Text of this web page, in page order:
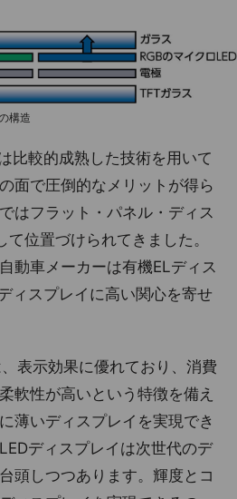
構造
比較的成熟した技術を用いて
面で圧倒的なメリットが得ら
はフラット・パネル・ディス
て位置づけられてきました。
動車メーカーは有機ELディス
ィスプレイに高い関心を寄せ
表示効果に優れており、消費
軟性が高いという特徴を備え
薄いディスプレイを実現でき
ディスプレイは次世代のデ
頭しつつあります。輝度とコ